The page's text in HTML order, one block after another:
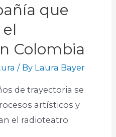
que
Colombia
/ By Laura Bayer
de trayectoria se
artísticos y
el radioteatro